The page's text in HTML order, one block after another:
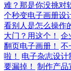
难？那是你没挑对
个秒变电子画册设
看别人是怎么操作
大门？用这个！
企
翻页电子画册！
不
啦！
电子杂志设
要漏掉！
制作产品